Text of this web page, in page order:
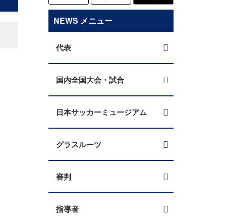
NEWS メニュー
代表
国内全国大会・試合
日本サッカーミュージアム
グラスルーツ
審判
指導者